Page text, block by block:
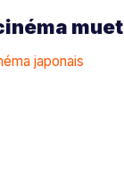
muet
japonais